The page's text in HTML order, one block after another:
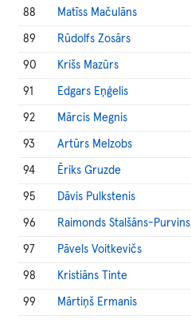
88 Matīss Mačulāns
89 Rūdolfs Zosārs
90 Krišs Mazūrs
91 Edgars Eņģelis
92 Mārcis Megnis
93 Artūrs Melzobs
94 Ēriks Gruzde
95 Dāvis Pulkstenis
96 Raimonds Stalšāns-
97 Pāvels Voitkevičs
98 Kristiāns Tinte
99 Mārtiņš Ermanis